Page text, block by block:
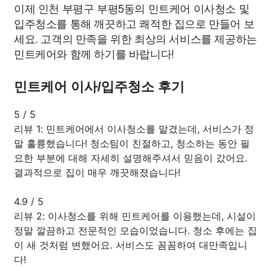
이제 인천 부평구 부평5동의 민트케어 이사청소 및
입주청소를 통해 깨끗하고 쾌적한 집으로 만들어 보
세요. 고객의 만족을 위한 최상의 서비스를 제공하는
민트케어와 함께 하기를 바랍니다!
민트케어 이사/입주청소 후기
5 / 5
리뷰 1: 민트케어에서 이사청소를 맡겼는데, 서비스가 정
말 훌륭했습니다! 청소팀이 친절하고, 청소하는 동안 필
요한 부분에 대해 자세히 설명해주셔서 믿음이 갔어요.
결과적으로 집이 매우 깨끗해졌습니다!
4.9 / 5
리뷰 2: 이사청소를 위해 민트케어를 이용했는데, 시설이
정말 깔끔하고 전문적인 모습이었습니다. 청소 후에는 집
이 새 것처럼 변했어요. 서비스도 꼼꼼하여 대만족입니
다!